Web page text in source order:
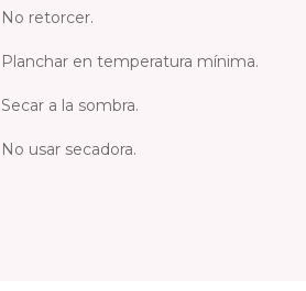
No retorcer.
Planchar en temperatura mínima.
Secar a la sombra.
No usar secadora.